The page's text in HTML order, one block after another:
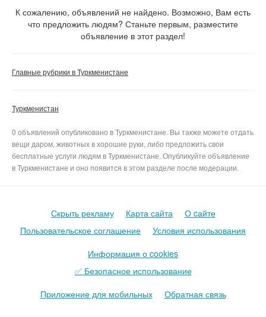
К сожалению, объявлений не найдено. Возможно, Вам есть
что предложить людям? Станьте первым, разместите
объявление в этот раздел!
Главные рубрики в Туркменистане
Туркменистан
0 объявлений опубликовано в Туркменистане. Вы также можете отдать
вещи даром, животных в хорошие руки, либо предложить свои
бесплатные услуги людям в Туркменистане. Опубликуйте объявление
в Туркменистане и оно появится в этом разделе после модерации.
Скрыть рекламу Карта сайта
О cайте
Пользовательское соглашение
Условия использования
Информация о cookies
✅ Безопасное использование
Приложение для мобильных
Обратная связь